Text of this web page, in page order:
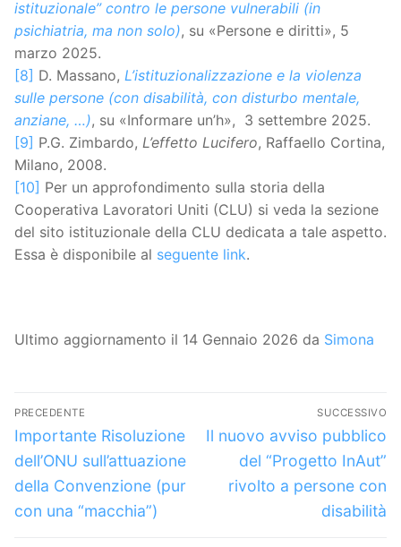
istituzionale” contro le persone vulnerabili (in
psichiatria, ma non solo), su «Persone e diritti», 5
marzo 2025.
[8] D. Massano, L’istituzionalizzazione e la violenza
sulle persone (con disabilità, con disturbo mentale,
anziane, …), su «Informare un’h», 3 settembre 2025.
[9] P.G. Zimbardo, L’effetto Lucifero, Raffaello Cortina,
Milano, 2008.
[10] Per un approfondimento sulla storia della
Cooperativa Lavoratori Uniti (CLU) si veda la sezione
del sito istituzionale della CLU dedicata a tale aspetto.
Essa è disponibile al seguente link.
Ultimo aggiornamento il 14 Gennaio 2026 da Simona
Navigazione
articoli
PRECEDENTE
Articolo
precedente:
Importante Risoluzione
dell’ONU sull’attuazione
della Convenzione (pur
con una “macchia”)
SUCCESSIVO
Articolo
successivo:
Il nuovo avviso pubblico
del “Progetto InAut”
rivolto a persone con
disabilità